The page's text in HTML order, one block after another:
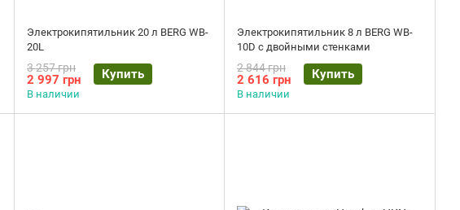
Электрокипятильник 20 л BERG WB-
20L
3 257 грн
2 997 грн Купить
В наличии
Электрокипятильник 8 л BERG WB-
10D с двойными стенками
2 844 грн
2 616 грн Купить
В наличии